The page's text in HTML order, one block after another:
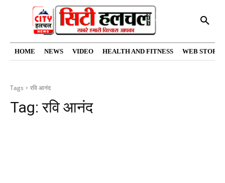
HOME NEWS VIDEO HEALTH AND FITNESS WEB
Tags रवि आनंद
Tag:रवि आनंद